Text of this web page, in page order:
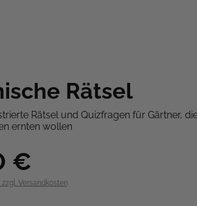
Rätsel
Rätsel und Quizfragen für Gärtner,
ernten wollen
€
zzgl. Versandkosten